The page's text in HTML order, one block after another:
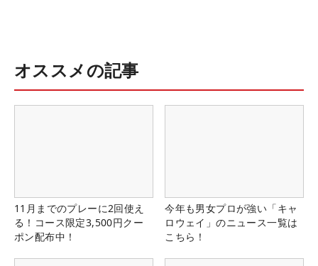
オススメの記事
11月までのプレーに2回使え
る！コース限定3,500円クー
ポン配布中！
今年も男女プロが強い「キャ
ロウェイ」のニュース一覧は
こちら！